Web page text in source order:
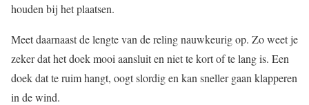
houden bij het plaatsen.
Meet daarnaast de lengte van de reling nauwkeurig op. Zo weet je
zeker dat het doek mooi aansluit en niet te kort of te lang is. Een
doek dat te ruim hangt, oogt slordig en kan sneller gaan klapperen
in de wind.